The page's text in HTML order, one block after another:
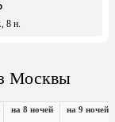
8 н.
Москвы
на 8 ночей на 9 ночей